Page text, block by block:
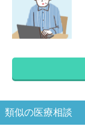
類似の医療相談